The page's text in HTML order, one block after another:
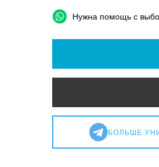
Нужна помощь с
БОЛЬШЕ